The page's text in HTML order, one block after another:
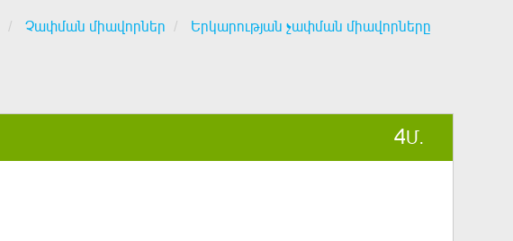
Չափման միավորներ Երկարության չափման միավորները
4Մ.